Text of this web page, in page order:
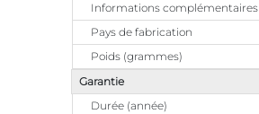
Informations complémentaires
Pays de fabrication
Poids (grammes)
Garantie
Durée (année)